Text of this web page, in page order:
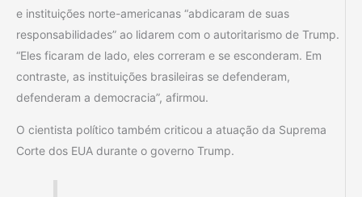
e instituições norte-americanas “abdicaram de suas
responsabilidades” ao lidarem com o autoritarismo de Trump.
“Eles ficaram de lado, eles correram e se esconderam. Em
contraste, as instituições brasileiras se defenderam,
defenderam a democracia”, afirmou.
O cientista político também criticou a atuação da Suprema
Corte dos EUA durante o governo Trump.